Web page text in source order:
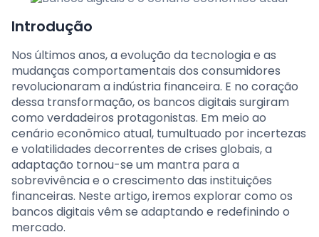
Introdução
Nos últimos anos, a evolução da tecnologia e as
mudanças comportamentais dos consumidores
revolucionaram a indústria financeira. E no coração
dessa transformação, os bancos digitais surgiram
como verdadeiros protagonistas. Em meio ao
cenário econômico atual, tumultuado por incertezas
e volatilidades decorrentes de crises globais, a
adaptação tornou-se um mantra para a
sobrevivência e o crescimento das instituições
financeiras. Neste artigo, iremos explorar como os
bancos digitais vêm se adaptando e redefinindo o
mercado.